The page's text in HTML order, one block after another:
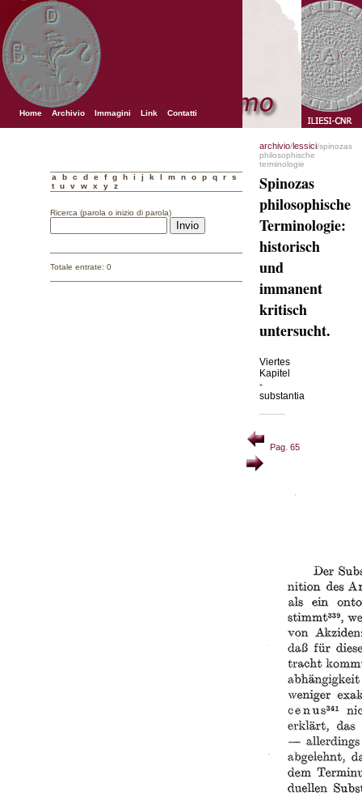
Home Archivio Immagini Link Contatti
a b c d e f g h i j k l m n o p q r
s
t
u v w x y z
Ricerca (parola o inizio di parola)
Totale entrate: 0
archivio/lessici/spinozas
philosophische
terminologie
Spinozas
philosophische
Terminologie:
historisch
und
immanent
kritisch
untersucht.
Viertes
Kapitel
-
substantia
Pag. 65